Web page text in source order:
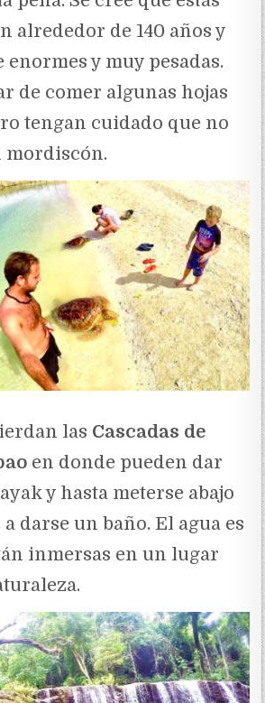
alrededor de 140 años y
y muy pesadas.
de comer algunas hojas
tengan cuidado que no
mordiscón.
las Cascadas de
en donde pueden dar
y hasta meterse abajo
darse un baño. El agua es
inmersas en un lugar